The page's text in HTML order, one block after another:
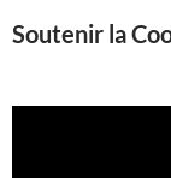
Soutenir la